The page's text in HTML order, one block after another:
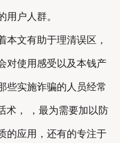
户人群。
本文有助于理清误区，
对使用感受以及本钱产
些实施诈骗的人员经常
术， ，最为需要加以防
的应用，还有的专注于